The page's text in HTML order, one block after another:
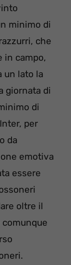
minimo di
che
in campo,
un lato la
giornata di
di
per
da
emotiva
essere
oltre il